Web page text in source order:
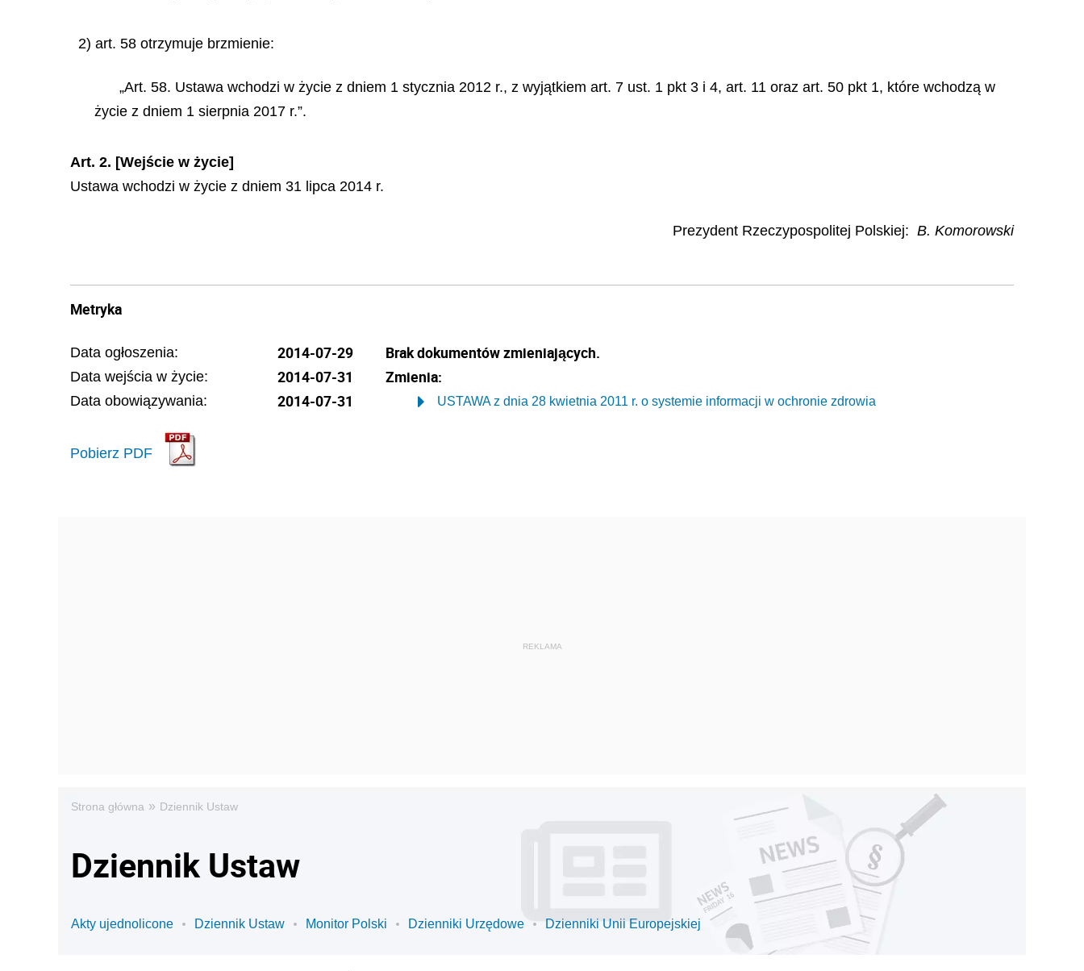
2) art. 58 otrzymuje brzmienie:
„Art. 58. Ustawa wchodzi w życie z dniem 1 stycznia 2012 r., z wyjątkiem art. 7 ust. 1 pkt 3 i 4, art. 11 oraz art. 50 pkt 1, które wchodzą w
życie z dniem 1 sierpnia 2017 r.”.
Art. 2. [Wejście w życie]
Ustawa wchodzi w życie z dniem 31 lipca 2014 r.
Prezydent Rzeczypospolitej Polskiej: B. Komorowski
Metryka
Data ogłoszenia: 2014-07-29
Data wejścia w życie: 2014-07-31
Data obowiązywania: 2014-07-31
Pobierz PDF
Brak dokumentów zmieniających.
Zmienia:
USTAWA z dnia 28 kwietnia 2011 r. o systemie informacji w ochronie zdrowia
Strona główna » Dziennik Ustaw
Dziennik Ustaw
Akty ujednolicone Dziennik Ustaw Monitor Polski Dzienniki Urzędowe Dzienniki Unii Europejskiej